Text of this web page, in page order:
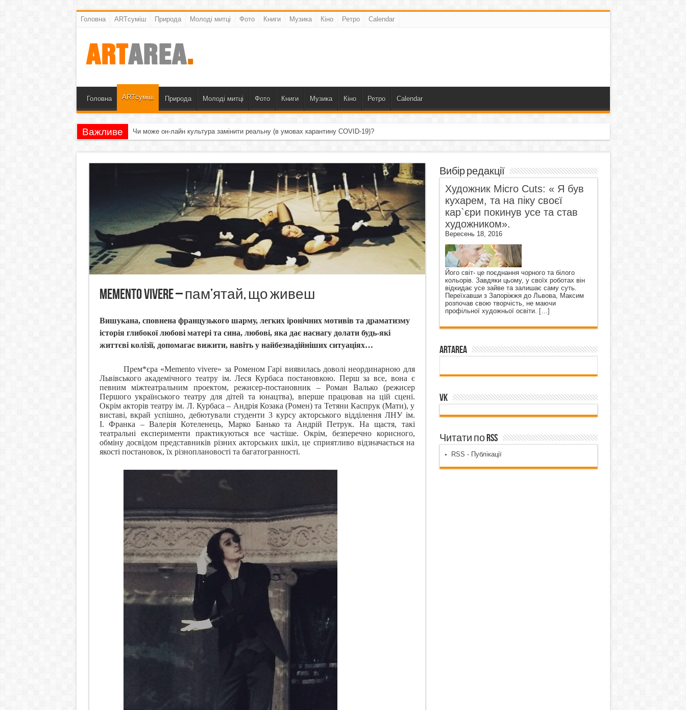
Головна ARTсуміш Природа Молоді митці Фото Книги Музика Кіно Ретро Calendar
Головна ARTсуміш Природа Молоді митці Фото Книги Музика Кіно Ретро Calendar
Важливе Чи може он-лайн культура замінити реальну (в умовах карантину COVID-19)?
Memento vivere – пам’ятай, що живеш
Вишукана, сповнена французького шарму, легких іронічних мотивів та драматизму
історія глибокої любові матері та сина, любові, яка дає наснагу долати будь-які
життєві колізії, допомагає вижити, навіть у найбезнадійніших ситуаціях…
Прем*єра «Mementovivere» за Роменом Гарі виявилась доволі неординарною для
Львівського академічного театру ім. Леся Курбаса постановкою. Перш за все, вона є
певним міжтеатральним проектом, режисер-постановник – Роман Валько (режисер
Першого українського театру для дітей та юнацтва), вперше працював на цій сцені.
Окрім акторів театру ім. Л. Курбаса – Андрія Козака (Ромен) та Тетяни Каспрук (Мати), у
виставі, вкрай успішно, дебютували студенти 3 курсу акторського відділення ЛНУ ім.
І. Франка – Валерія Котеленець, Марко Банько та Андрій Петрук. На щастя, такі
театральні експерименти практикуються все частіше. Окрім, безперечно корисного,
обміну досвідом представників різних акторських шкіл, це сприятливо відзначається на
якості постановок, їх різноплановості та багатогранності.
Вибір редакції
Художник Micro Cuts: « Я був
кухарем, та на піку своєї
кар`єри покинув усе та став
художником».
Вересень 18, 2016
Його світ- це поєднання чорного та білого
кольорів. Завдяки цьому, у своїх роботах він
відкидає усе зайве та залишає саму суть.
Переїхавши з Запоріжжя до Львова, Максим
розпочав свою творчість, не маючи
профільної художньої освіти. […]
ArtArea
VK
Читати по RSS
RSS - Публікації